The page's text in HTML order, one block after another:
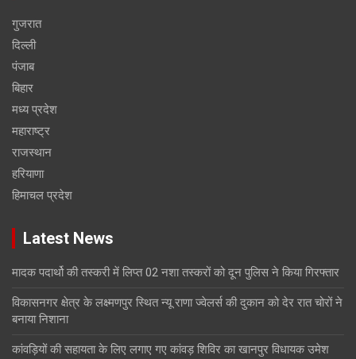
गुजरात
दिल्ली
पंजाब
बिहार
मध्य प्रदेश
महाराष्ट्र
राजस्थान
हरियाणा
हिमाचल प्रदेश
Latest News
मादक पदार्थो की तस्करी में लिप्त 02 नशा तस्करों को दून पुलिस ने किया गिरफ्तार
विकासनगर क्षेत्र के लक्ष्मणपुर स्थित न्यू राणा ज्वेलर्स की दुकान को देर रात चोरों ने
बनाया निशाना
कांवड़ियों की सहायता के लिए लगाए गए कांवड़ शिविर का खानपुर विधायक उमेश